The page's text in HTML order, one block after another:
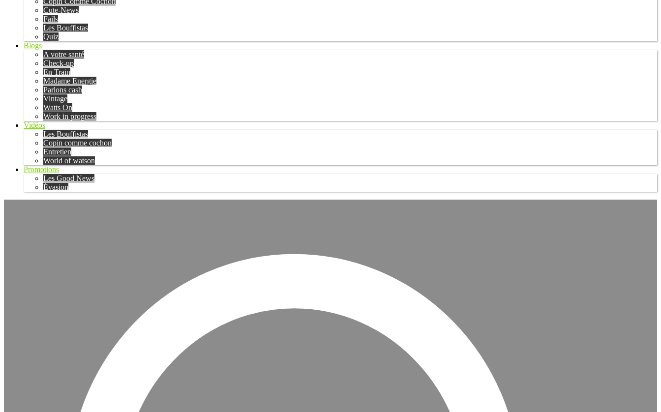
Cute-News
Fails
Les Bouffistas
Quiz
Blogs
A votre santé
Check-up
En Train
Madame Energie
Parlons cash
Vintage
Watts On
Work in progress
Vidéos
Les Bouffistas
Copin comme cochon
Entretien
World of watson
Promotions
Les Good News
Évasion